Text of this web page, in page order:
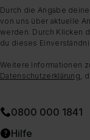
Durch die Angabe
von uns über aktuelle
werden. Durch Klicken
du dieses
Weitere Informationen
Datenschutzerklärung,
0800 000 1841
Hilfe